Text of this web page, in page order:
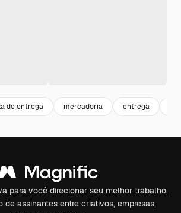
de entrega mercadoria entrega
para você direcionar seu melhor trabalho.
de assinantes entre criativos, empresas,